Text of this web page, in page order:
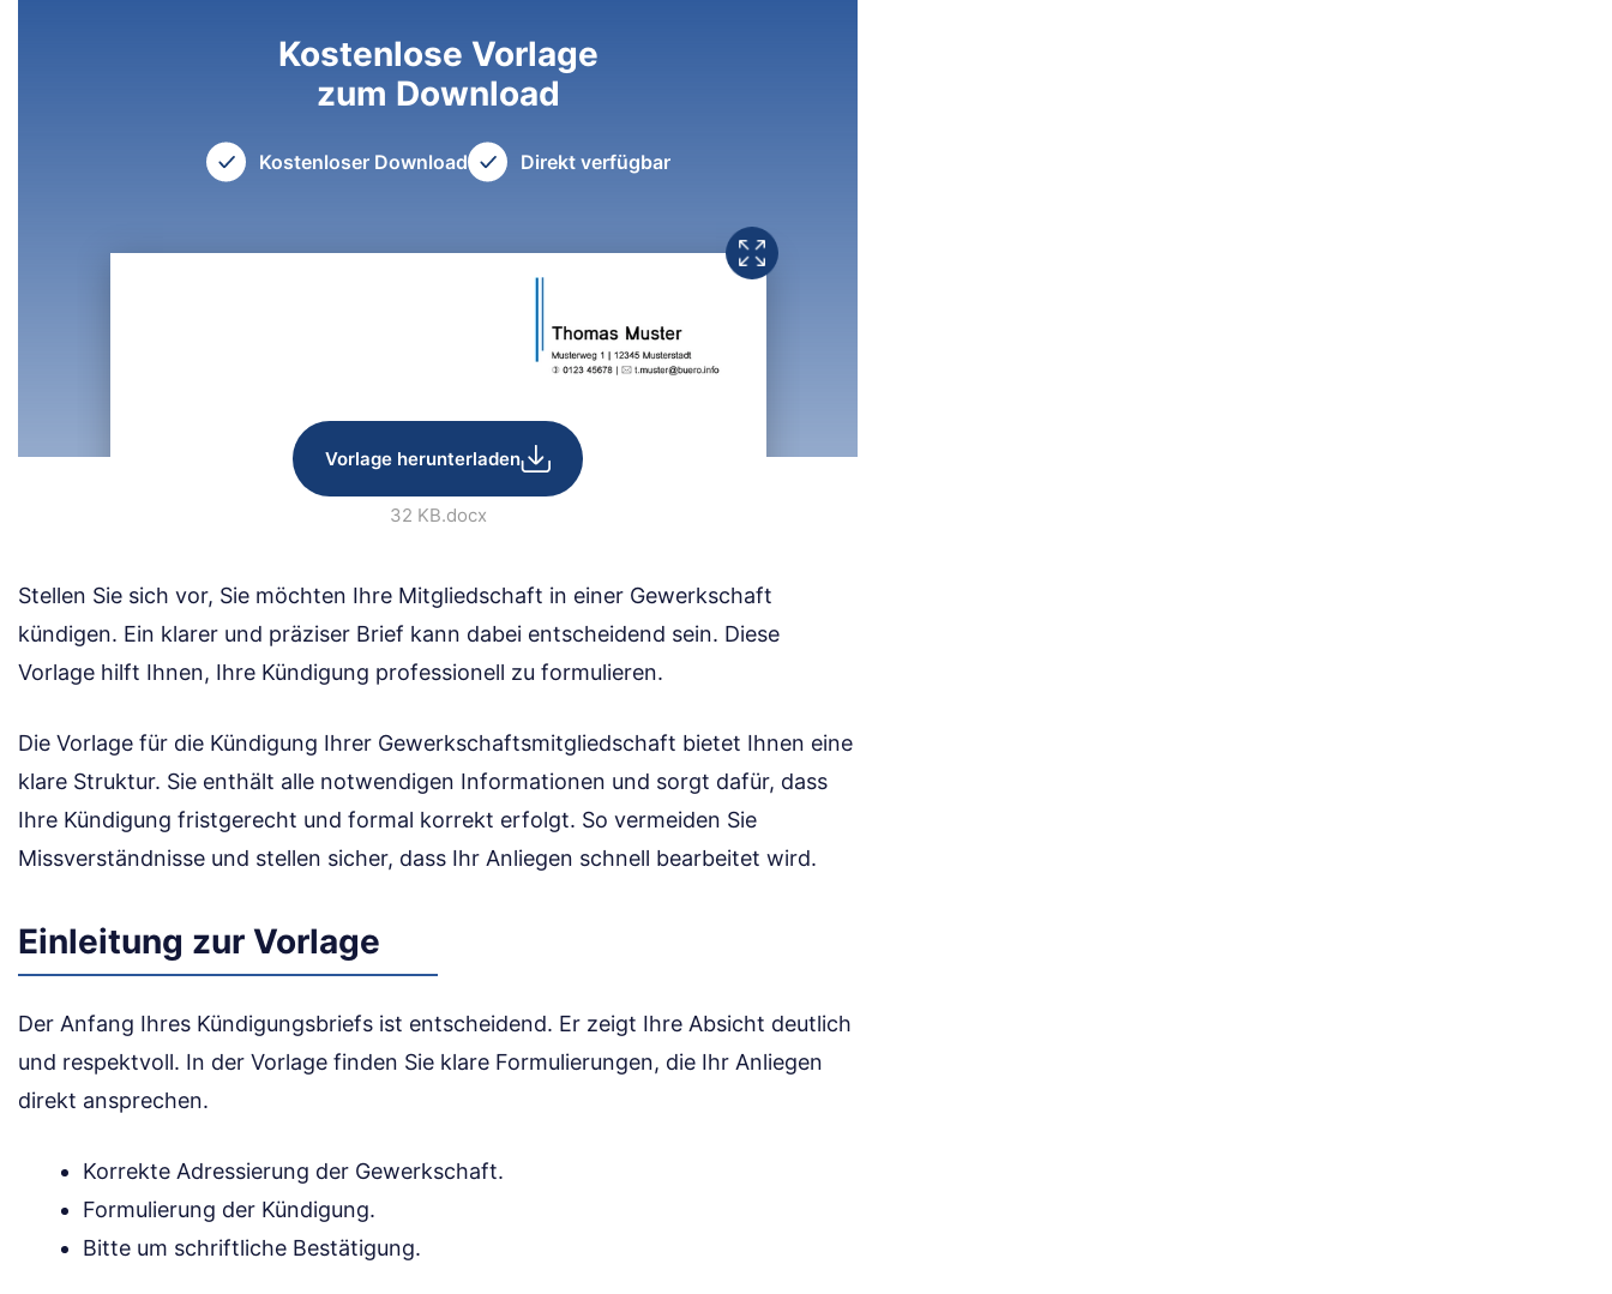
Kostenlose Vorlage
zum Download
Kostenloser Download Direkt verfügbar
Vorlage herunterladen
32 KB.docx
Stellen Sie sich vor, Sie möchten Ihre Mitgliedschaft in einer Gewerkschaft
kündigen. Ein klarer und präziser Brief kann dabei entscheidend sein. Diese
Vorlage hilft Ihnen, Ihre Kündigung professionell zu formulieren.
Die Vorlage für die Kündigung Ihrer Gewerkschaftsmitgliedschaft bietet Ihnen eine
klare Struktur. Sie enthält alle notwendigen Informationen und sorgt dafür, dass
Ihre Kündigung fristgerecht und formal korrekt erfolgt. So vermeiden Sie
Missverständnisse und stellen sicher, dass Ihr Anliegen schnell bearbeitet wird.
Einleitung zur Vorlage
Der Anfang Ihres Kündigungsbriefs ist entscheidend. Er zeigt Ihre Absicht deutlich
und respektvoll. In der Vorlage finden Sie klare Formulierungen, die Ihr Anliegen
direkt ansprechen.
Korrekte Adressierung der Gewerkschaft.
Formulierung der Kündigung.
Bitte um schriftliche Bestätigung.